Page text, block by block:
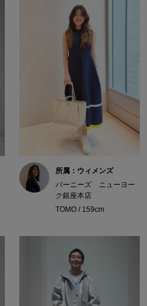
所属：ウィメンズ
バーニーズ ニューヨー
ク銀座本店
TOMO / 159cm